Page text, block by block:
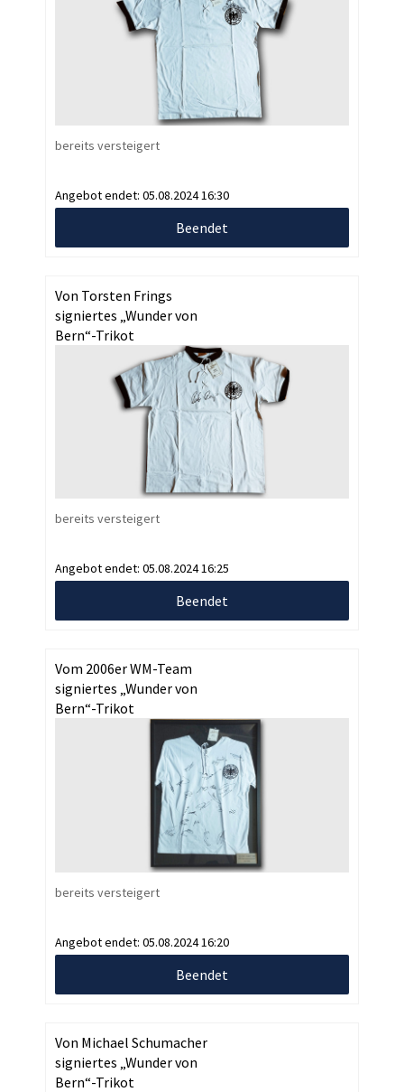
bereits versteigert
Angebot endet: 05.08.2024 16:30
Beendet
Von Torsten Frings
signiertes „Wunder von
Bern“-Trikot
bereits versteigert
Angebot endet: 05.08.2024 16:25
Beendet
Vom 2006er WM-Team
signiertes „Wunder von
Bern“-Trikot
bereits versteigert
Angebot endet: 05.08.2024 16:20
Beendet
Von Michael Schumacher
signiertes „Wunder von
Bern“-Trikot